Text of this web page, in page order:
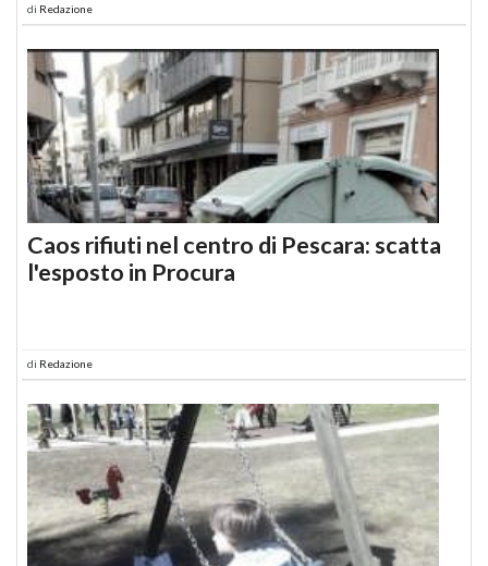
di Redazione
Caos rifiuti nel centro di Pescara: scatta
l'esposto in Procura
di Redazione